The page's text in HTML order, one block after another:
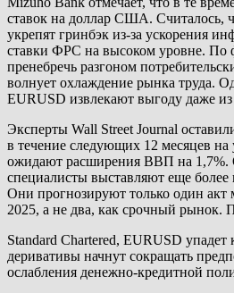
ставок на доллар США. Считалось,
укрепят гринбэк из-за ускорения
ставки ФРС на высоком уровне. По
пренебречь разгоном
волнует охлаждение рынка труда.
EURUSD извлекают выгоду даже
Эксперты Wall Street Journal
в течение следующих 12 месяцев
ожидают расширения ВВП на
специалисты выставляют еще
Они прогнозируют только один акт
2025, а не два, как срочный рынок.
Standard Chartered, EURUSD упадет
деривативы начнут сокращать
ослабления денежно-кредитной